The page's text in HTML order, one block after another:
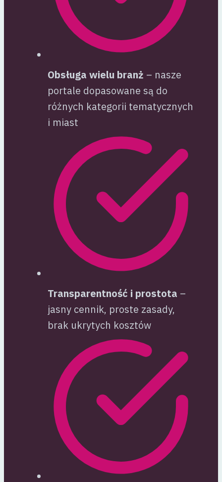
Obsługa wielu branż – nasze
portale dopasowane są do
różnych kategorii tematycznych
i miast
Transparentność i prostota –
jasny cennik, proste zasady,
brak ukrytych kosztów